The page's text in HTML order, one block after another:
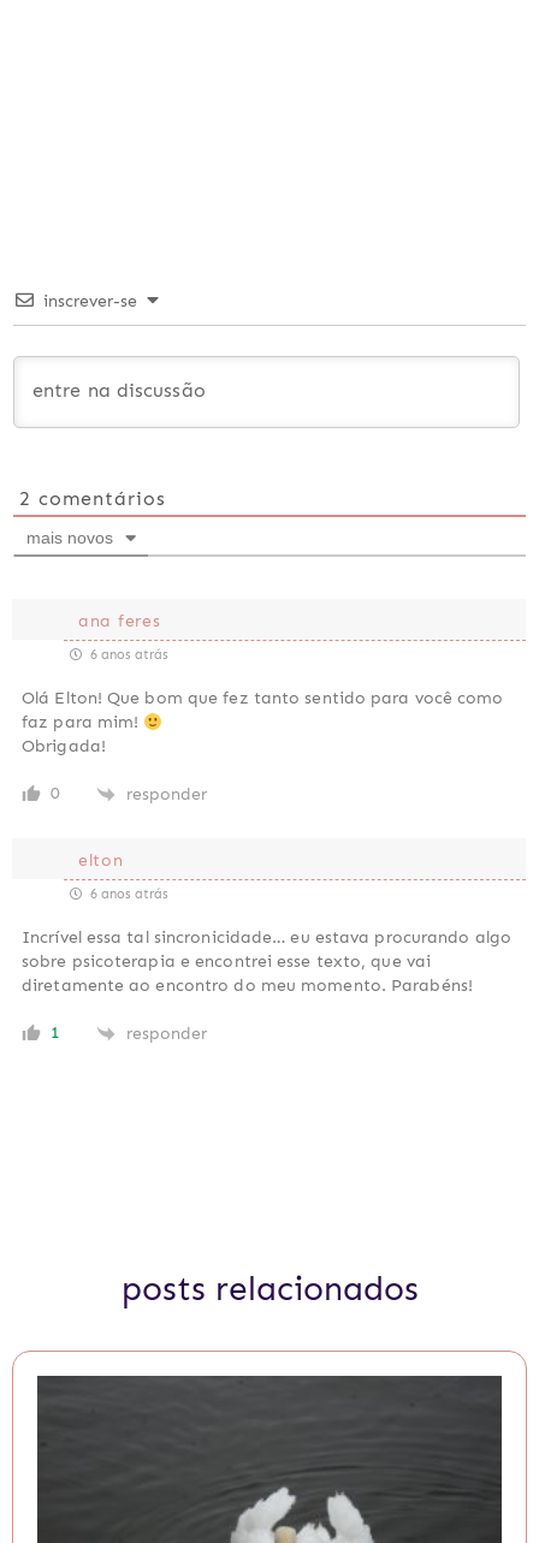
inscrever-se
2 comentários
mais novos
ana feres
6 anos atrás
Olá Elton! Que bom que fez tanto sentido para você como
faz para mim!
Obrigada!
0 responder
elton
6 anos atrás
Incrível essa tal sincronicidade… eu estava procurando algo
sobre psicoterapia e encontrei esse texto, que vai
diretamente ao encontro do meu momento. Parabéns!
1 responder
posts relacionados